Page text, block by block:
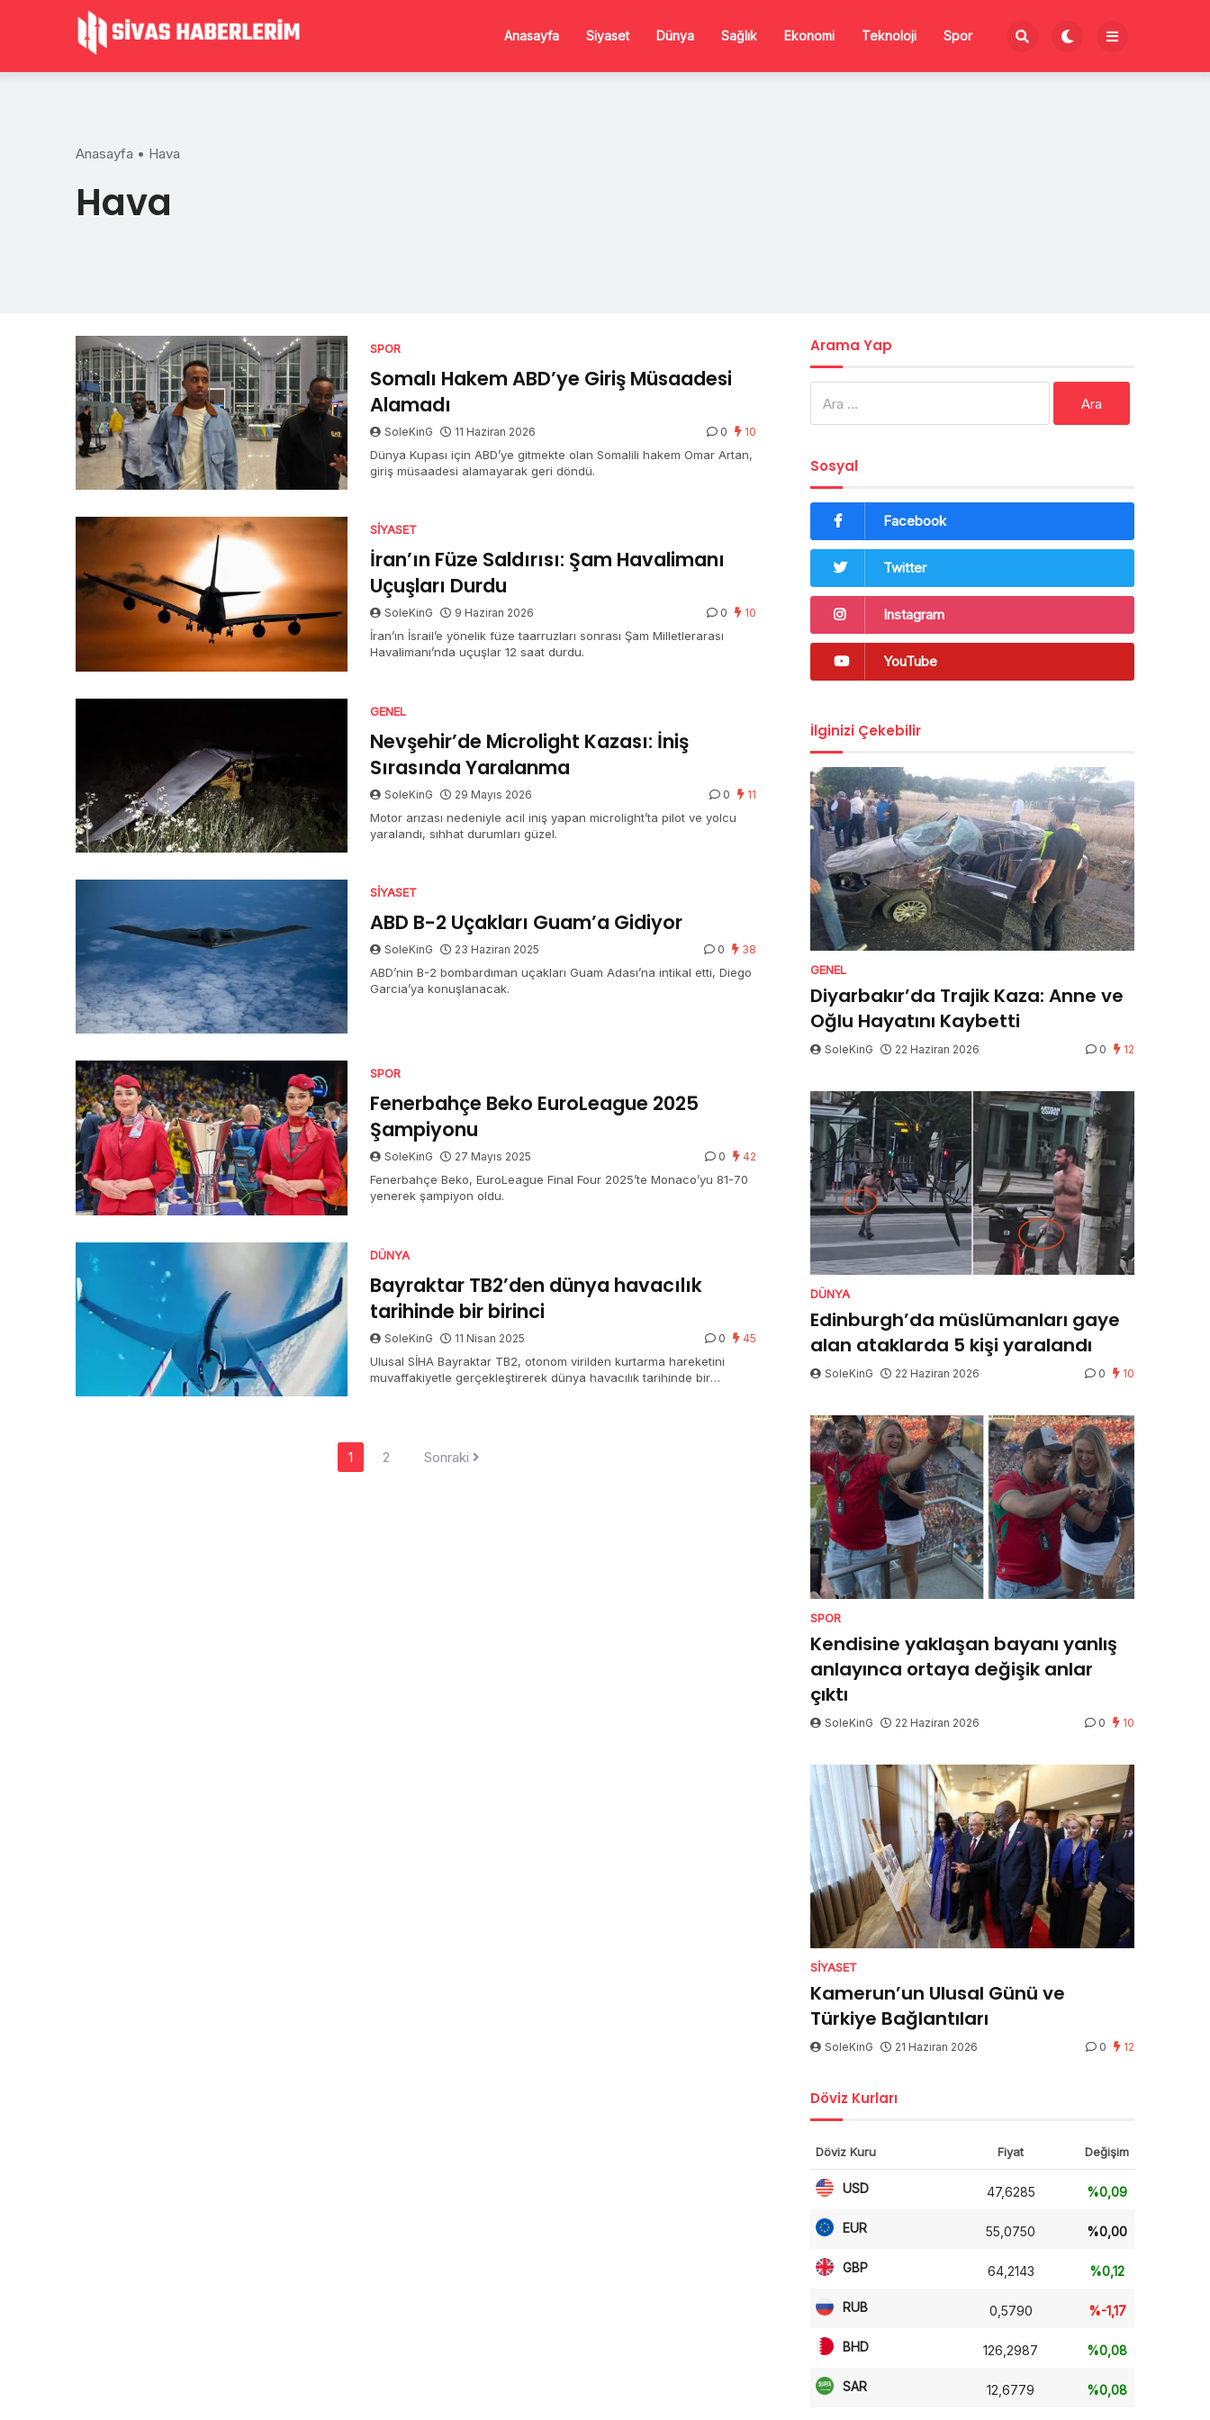
Anasayfa Siyaset Dünya Sağlık Ekonomi Teknoloji Spor
Anasayfa • Hava
Hava
SPOR
Somalı Hakem ABD’ye Giriş Müsaadesi
Alamadı
SoleKinG 11 Haziran 2026 0 10
Dünya Kupası için ABD’ye gitmekte olan Somalili hakem Omar Artan,
giriş müsaadesi alamayarak geri döndü.
SIYASET
İran’ın Füze Saldırısı: Şam Havalimanı
Uçuşları Durdu
SoleKinG 9 Haziran 2026 0 10
İran’ın İsrail’e yönelik füze taarruzları sonrası Şam Milletlerarası
Havalimanı’nda uçuşlar 12 saat durdu.
GENEL
Nevşehir’de Microlight Kazası: İniş
Sırasında Yaralanma
SoleKinG 29 Mayıs 2026 0 11
Motor arızası nedeniyle acil iniş yapan microlight’ta pilot ve yolcu
yaralandı, sıhhat durumları güzel.
SIYASET
ABD B-2 Uçakları Guam’a Gidiyor
SoleKinG 23 Haziran 2025 0 38
ABD’nin B-2 bombardıman uçakları Guam Adası’na intikal etti, Diego
Garcia’ya konuşlanacak.
SPOR
Fenerbahçe Beko EuroLeague 2025
Şampiyonu
SoleKinG 27 Mayıs 2025 0 42
Fenerbahçe Beko, EuroLeague Final Four 2025’te Monaco’yu 81-70
yenerek şampiyon oldu.
DÜNYA
Bayraktar TB2’den dünya havacılık
tarihinde bir birinci
SoleKinG 11 Nisan 2025 0 45
Ulusal SİHA Bayraktar TB2, otonom virilden kurtarma hareketini
muvaffakiyetle gerçekleştirerek dünya havacılık tarihinde bir
1 2 Sonraki
Arama Yap
Sosyal
Facebook
Twitter
Instagram
YouTube
İlginizi Çekebilir
GENEL
Diyarbakır’da Trajik Kaza: Anne ve
Oğlu Hayatını Kaybetti
SoleKinG 22 Haziran 2026 0 12
DÜNYA
Edinburgh’da müslümanları gaye
alan ataklarda 5 kişi yaralandı
SoleKinG 22 Haziran 2026 0 10
SPOR
Kendisine yaklaşan bayanı yanlış
anlayınca ortaya değişik anlar
çıktı
SoleKinG 22 Haziran 2026 0 10
SIYASET
Kamerun’un Ulusal Günü ve
Türkiye Bağlantıları
SoleKinG 21 Haziran 2026 0 12
Döviz Kurları
Döviz Kuru Fiyat Değişim
USD 47,6285 %0,09
EUR 55,0750 %0,00
GBP 64,2143 %0,12
RUB 0,5790 %-1,17
BHD 126,2987 %0,08
SAR 12,6779 %0,08